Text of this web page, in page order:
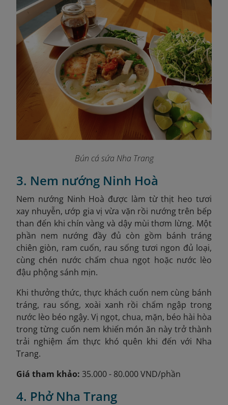
Bún cá sứa Nha Trang
3. Nem nướng Ninh Hoà
Nem nướng Ninh Hoà được làm từ thịt heo tươi
xay nhuyễn, ướp gia vị vừa vặn rồi nướng trên bếp
than đến khi chín vàng và dậy mùi thơm lừng. Một
phần nem nướng đầy đủ còn gồm bánh tráng
chiên giòn, ram cuốn, rau sống tươi ngon đủ loại,
cùng chén nước chấm chua ngọt hoặc nước lèo
đậu phộng sánh mịn.
Khi thưởng thức, thực khách cuốn nem cùng bánh
tráng, rau sống, xoài xanh rồi chấm ngập trong
nước lèo béo ngậy. Vị ngọt, chua, mặn, béo hài hòa
trong từng cuốn nem khiến món ăn này trở thành
trải nghiệm ẩm thực khó quên khi đến với Nha
Trang.
Giá tham khảo: 35.000 - 80.000 VND/phần
4. Phở Nha Trang